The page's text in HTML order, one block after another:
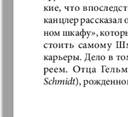
Кругозор
Le Voyageur